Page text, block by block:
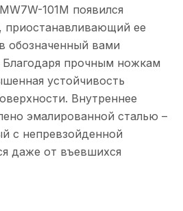
101M появился
приостанавливающий ее
обозначенный вами
Благодаря прочным ножкам
устойчивость
Внутреннее
эмалированной сталью –
с непревзойденной
даже от въевшихся